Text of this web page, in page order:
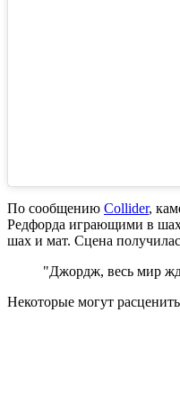
По сообщению Collider,
Редфорда играющими в
шах и мат. Сцена
"Джордж, весь мир
Некоторые могут